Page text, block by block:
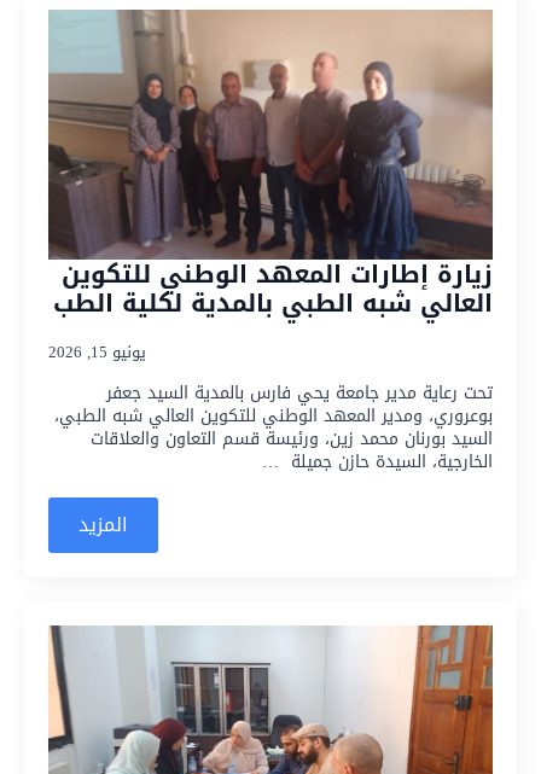
زيارة إطارات المعهد الوطني للتكوين
العالي شبه الطبي بالمدية لكلية الطب
يونيو 15, 2026
تحت رعاية مدير جامعة يحي فارس بالمدية السيد جعفر
بوعروري، ومدير المعهد الوطني للتكوين العالي شبه الطبي،
السيد بورنان محمد زين، ورئيسة قسم التعاون والعلاقات
الخارجية، السيدة حازن جميلة …
المزيد